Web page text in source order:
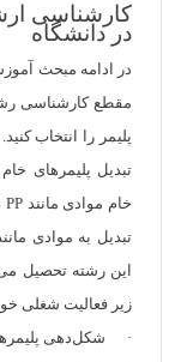
کارشناسی
در دانشگاه
در ادامه مبحث
مقطع کارشناسی
پلیمر را انتخاب
تبدیل پلیمر‌های
تبدیل به موادی
این رشته تحصیل
زیر فعالیت شغلی
· شکل‌دهی